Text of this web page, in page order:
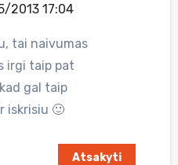
2013 17:04
tai naivumas
irgi taip pat
gal taip
iskrisiu 🙂
Atsakyti